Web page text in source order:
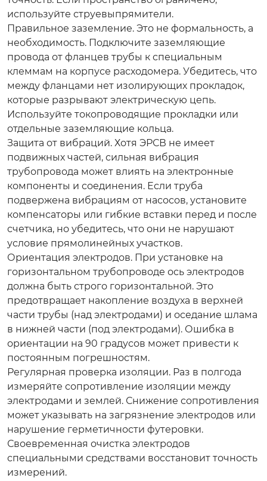
используйте струевыпрямители.
Правильное заземление. Это не формальность, а
необходимость. Подключите заземляющие
провода от фланцев трубы к специальным
клеммам на корпусе расходомера. Убедитесь, что
между фланцами нет изолирующих прокладок,
которые разрывают электрическую цепь.
Используйте токопроводящие прокладки или
отдельные заземляющие кольца.
Защита от вибраций. Хотя ЭРСВ не имеет
подвижных частей, сильная вибрация
трубопровода может влиять на электронные
компоненты и соединения. Если труба
подвержена вибрациям от насосов, установите
компенсаторы или гибкие вставки перед и после
счетчика, но убедитесь, что они не нарушают
условие прямолинейных участков.
Ориентация электродов. При установке на
горизонтальном трубопроводе ось электродов
должна быть строго горизонтальной. Это
предотвращает накопление воздуха в верхней
части трубы (над электродами) и оседание шлама
в нижней части (под электродами). Ошибка в
ориентации на 90 градусов может привести к
постоянным погрешностям.
Регулярная проверка изоляции. Раз в полгода
измеряйте сопротивление изоляции между
электродами и землей. Снижение сопротивления
может указывать на загрязнение электродов или
нарушение герметичности футеровки.
Своевременная очистка электродов
специальными средствами восстановит точность
измерений.